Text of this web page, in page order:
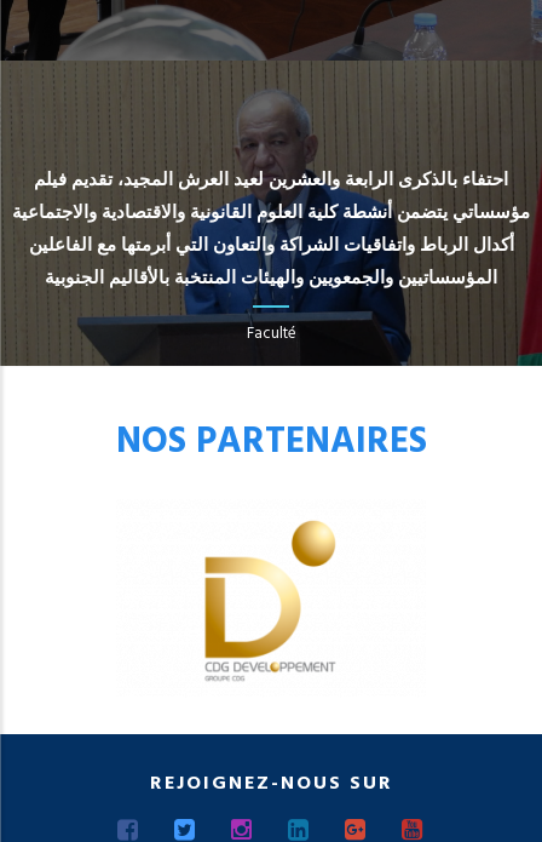
احتفاء بالذكرى الرابعة والعشرين لعيد العرش المجيد، تقديم فيلم
مؤسساتي يتضمن أنشطة كلية العلوم القانونية والاقتصادية والاجتماعية
أكدال الرباط واتفاقيات الشراكة والتعاون التي أبرمتها مع الفاعلين
المؤسساتيين والجمعويين والهيئات المنتخبة بالأقاليم الجنوبية
Faculté
NOS PARTENAIRES
REJOIGNEZ-NOUS SUR